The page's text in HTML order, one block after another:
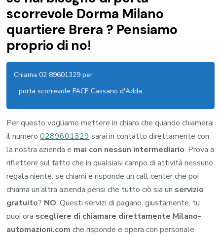
scorrevole Dorma Milano
quartiere Brera ? Pensiamo
proprio di no!
Chiama 02 89601329 per
porta scorrevole FACE Cassano d'Adda
Per questo vogliamo mettere in chiaro che quando chiamerai
il numero0289601329sarai in contatto direttamente con
la nostra azienda e mai con nessun intermediario. Prova a
riflettere sul fatto che in qualsiasi campo di attività nessuno
regala niente: se chiami e risponde un call center che poi
chiama un’altra azienda pensi che tutto ciò sia un servizio
gratuito? NO. Questi servizi di pagano, giustamente, tu
puoi ora scegliere di chiamare direttamente Milano-
automazioni.com che risponde e opera con personale